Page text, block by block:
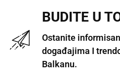
BUDITE U
Ostanite
događajima I
Balkanu.